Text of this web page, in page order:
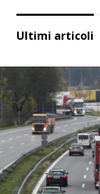
Ultimi articoli